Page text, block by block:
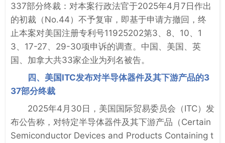
337部分终裁：对本案行政法官于2025年4月7日作出
的初裁（No.44）不予复审，即基于申请方撤回，终
止本案对美国注册专利号11925202第3、8、10、1
3、17-27、29-30项申诉的调查。中国、美国、英
国、加拿大共33家企业为列名被告。
四、美国ITC发布对半导体器件及其下游产品的3
37部分终裁
2025年4月30日，美国国际贸易委员会（ITC）发
布公告称，对特定半导体器件及其下游产品（Certain
Semiconductor Devices and Products Containing t